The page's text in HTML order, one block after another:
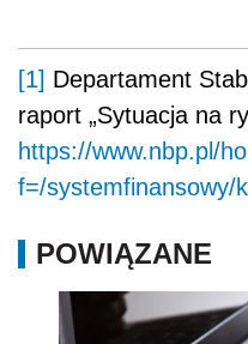
[1] Departament
raport „Sytuacja na
https://www.nbp.pl/
f=/systemfinansowy/
POWIĄZANE